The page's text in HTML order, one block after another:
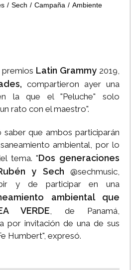
Sech Campaña Ambiente
Latin Grammy 2019,
compartieron ayer una
la que el "Peluche" solo
rato con el maestro".
saber que ambos participarán
ambiental, por lo
tema. "Dos generaciones
y Sech @sechmusic,
y de participar en una
ambiental que
VERDE, de Panamá,
por invitación de una de sus
Humbert", expresó.